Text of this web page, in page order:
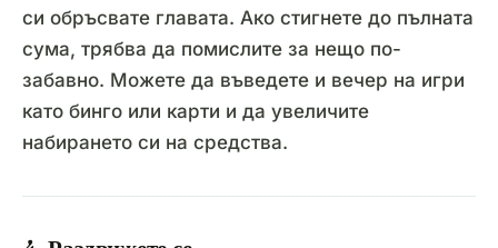
си обръсвате главата. Ако стигнете до пълната
сума, трябва да помислите за нещо по-
забавно. Можете да въведете и вечер на игри
като бинго или карти и да увеличите
набирането си на средства.